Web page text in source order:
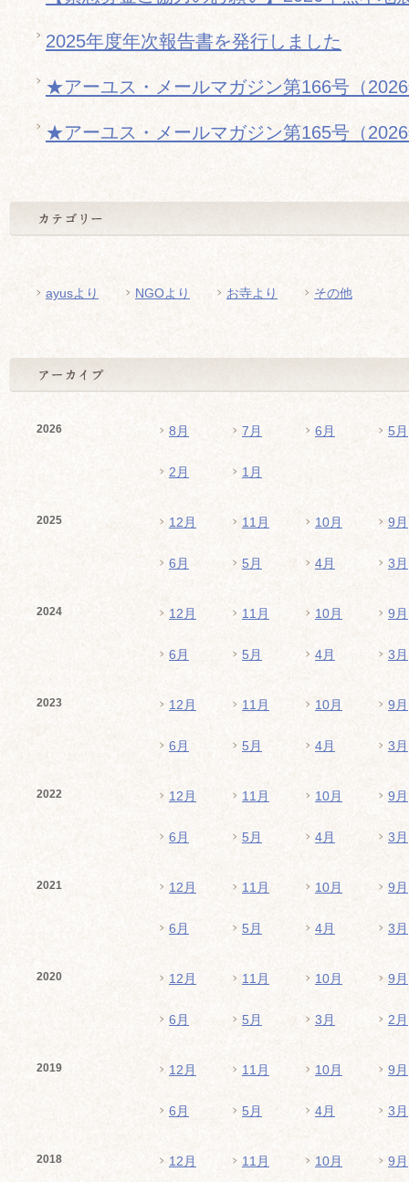
2025年度年次報告書を発行しました
★アーユス・メールマガジン第166号（
★アーユス・メールマガジン第165号（
ayusより NGOより お寺より その他
2026 8月 7月 6月 5月
2月 1月
2025 12月 11月 10月 9月
6月 5月 4月 3月
2024 12月 11月 10月 9月
6月 5月 4月 3月
2023 12月 11月 10月 9月
6月 5月 4月 3月
2022 12月 11月 10月 9月
6月 5月 4月 3月
2021 12月 11月 10月 9月
6月 5月 4月 3月
2020 12月 11月 10月 9月
6月 5月 3月 2月
2019 12月 11月 10月 9月
6月 5月 4月 3月
2018 12月 11月 10月 9月